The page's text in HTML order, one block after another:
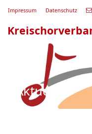
Impressum Datenschutz
Aktuell